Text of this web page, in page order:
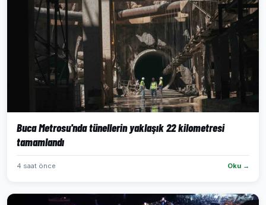
Buca Metrosu'nda tünellerin yaklaşık 22 kilometresi
tamamlandı
4 saat önce Oku →